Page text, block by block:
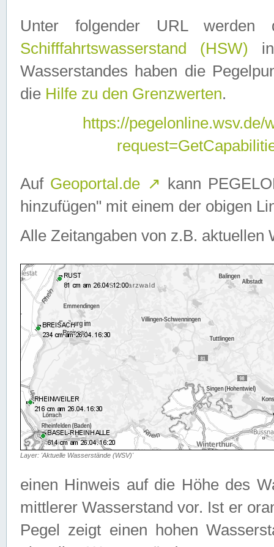
Unter folgender URL
Schifffahrtswasserstand (HSW)
Wasserstandes haben die
die Hilfe zu den Grenzwerten.
https://
Auf Geoportal.de ↗ kann
hinzufügen" mit einem der obigen
Alle Zeitangaben von z.B. aktuellen
Layer: 'Aktuelle Wasserstände (WSV)'
einen Hinweis auf die Höhe des
mittlerer Wasserstand vor. Ist er
Pegel zeigt einen hohen